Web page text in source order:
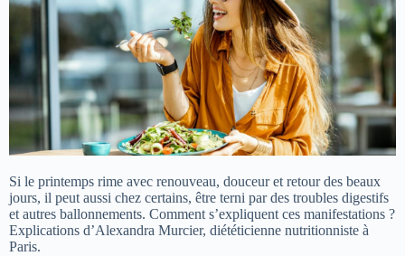
Si le printemps rime avec renouveau, douceur et retour des beaux
jours, il peut aussi chez certains, être terni par des troubles digestifs
et autres ballonnements. Comment s’expliquent ces manifestations ?
Explications d’Alexandra Murcier, diététicienne nutritionniste à
Paris.